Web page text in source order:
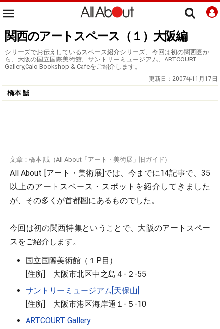
関西のアートスペース（１）大阪編
シリーズでお伝えしているスペース紹介シリーズ、今回は初の関西圏か
ら、大阪の国立国際美術館、サントリーミュージアム、ARTCOURT
Gallery,Calo Bookshop & Cafeをご紹介します。
更新日： 2007年11月17日
橋本 誠
文章：橋本 誠（All About「アート・美術展」旧ガイド）
All About [アート・美術展]では、今までに14記事で、35
以上のアートスペース・スポットを紹介してきました
が、その多くが首都圏にあるものでした。
今回は初の関西特集ということで、大阪のアートスペー
スをご紹介します。
国立国際美術館（１P目）
[住所] 大阪市北区中之島４-２-55
サントリーミュージアム[天保山]
[住所] 大阪市港区海岸通１-５-10
ARTCOURT Gallery